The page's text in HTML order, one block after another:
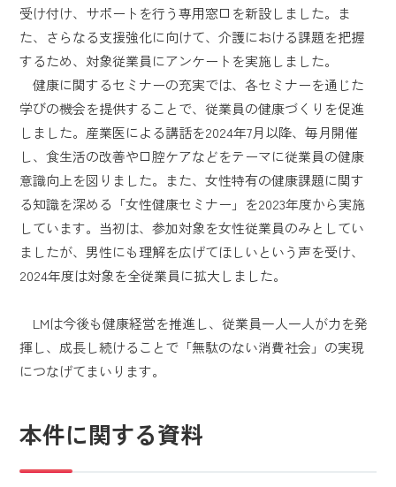
受け付け、サポートを行う専用窓口を新設しました。ま
た、さらなる支援強化に向けて、介護における課題を把握
するため、対象従業員にアンケートを実施しました。
健康に関するセミナーの充実では、各セミナーを通じた
学びの機会を提供することで、従業員の健康づくりを促進
しました。産業医による講話を2024年7月以降、毎月開催
し、食生活の改善や口腔ケアなどをテーマに従業員の健康
意識向上を図りました。また、女性特有の健康課題に関す
る知識を深める「女性健康セミナー」を2023年度から実施
しています。当初は、参加対象を女性従業員のみとしてい
ましたが、男性にも理解を広げてほしいという声を受け、
2024年度は対象を全従業員に拡大しました。
LMは今後も健康経営を推進し、従業員一人一人が力を発
揮し、成長し続けることで「無駄のない消費社会」の実現
につなげてまいります。
本件に関する資料